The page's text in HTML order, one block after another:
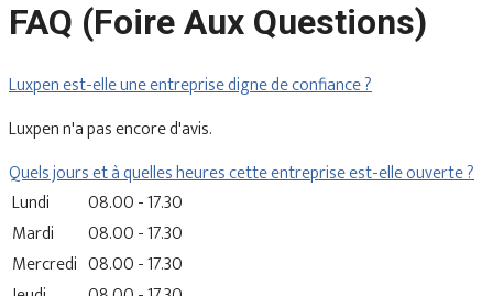
FAQ (Foire Aux Questions)
Luxpen est-elle une entreprise digne de confiance ?
Luxpen n'a pas encore d'avis.
Quels jours et à quelles heures cette entreprise est-elle ouverte ?
Lundi
08.00 - 17.30
Mardi
08.00 - 17.30
Mercredi 08.00 - 17.30